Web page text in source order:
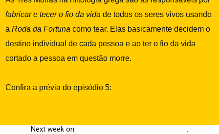
fabricar e tecer o fio da vida de todos os seres vivos usando
aRoda da Fortunacomo tear. Elas basicamente decidem o
destino individual de cada pessoa e ao ter o fio da vida
cortado a pessoa em questão morre.
Confira a prévia do episódio 5:
Next week on
.